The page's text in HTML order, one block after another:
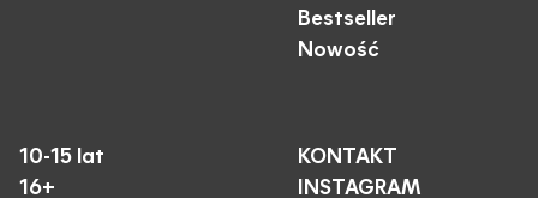
Bestseller
Nowość
10-15 lat
16+
KONTAKT
INSTAGRAM